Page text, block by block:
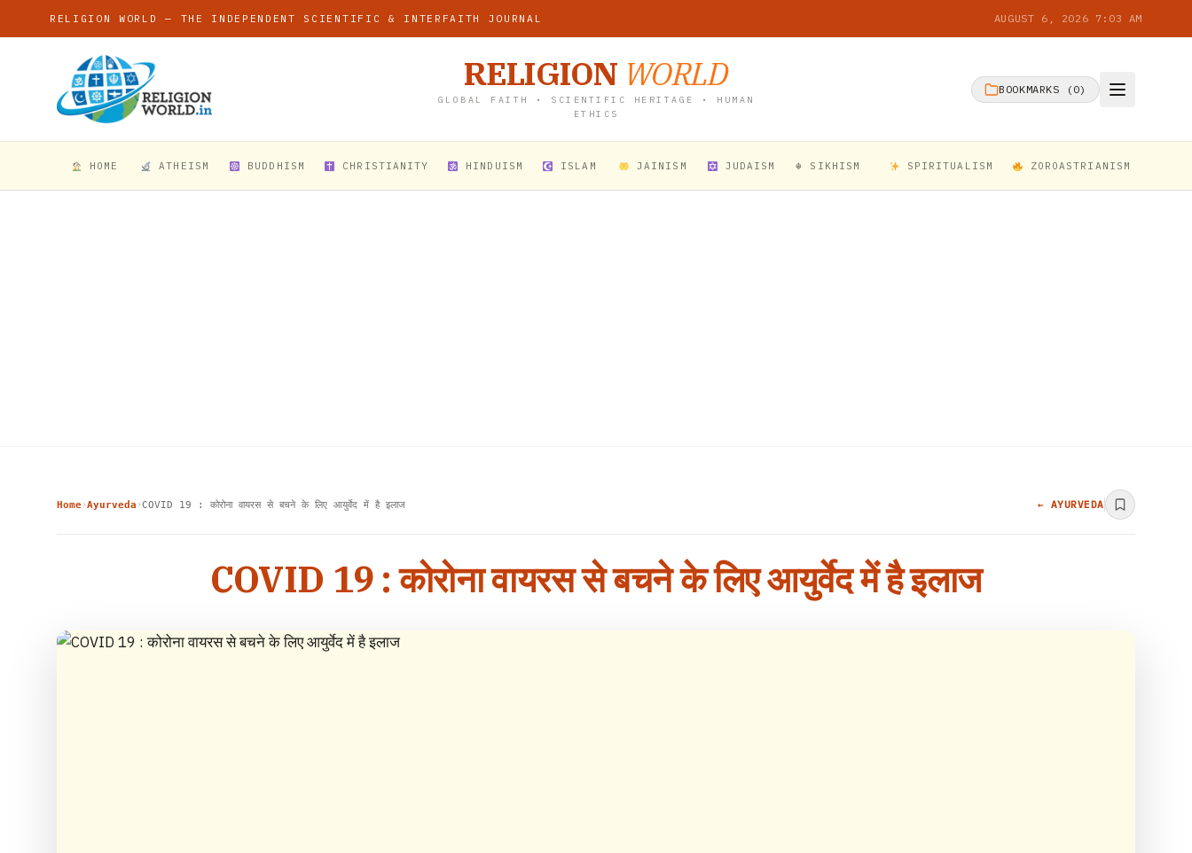
RELIGION WORLD — THE INDEPENDENT SCIENTIFIC & INTERFAITH JOURNAL AUGUST 6, 2026 7:03 AM
RELIGION WORLD
GLOBAL FAITH • SCIENTIFIC HERITAGE • HUMAN
ETHICS
BOOKMARKS ( 0)
HOME ATHEISM BUDDHISM CHRISTIANITY HINDUISM ISLAM JAINISM JUDAISM ☬ SIKHISM SPIRITUALISM ZOROASTRIANISM
Home›Ayurveda ›COVID 19 : कोरोना वायरस से बचने के लिए आयुर्वेद में है इलाज ← AYURVEDA
COVID 19 : कोरोना वायरस से बचने के लिए आयुर्वेद में है इलाज